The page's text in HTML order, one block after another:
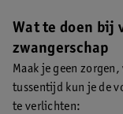
Wat te doen bij
zwangerschap
Maak je geen
tussentijd kun je de
te verlichten: